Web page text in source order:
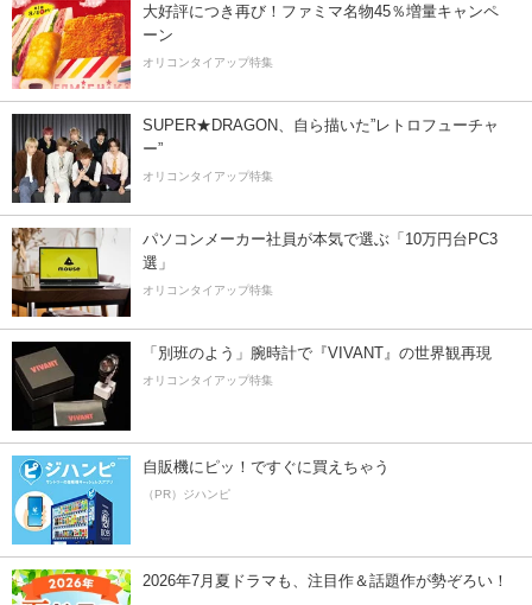
大好評につき再び！ファミマ名物45％増量キャンペ
ーン
オリコンタイアップ特集
SUPER★DRAGON、自ら描いた”レトロフューチャ
ー”
オリコンタイアップ特集
パソコンメーカー社員が本気で選ぶ「10万円台PC3
選」
オリコンタイアップ特集
「別班のよう」腕時計で『VIVANT』の世界観再現
オリコンタイアップ特集
自販機にピッ！ですぐに買えちゃう
（PR）ジハンピ
2026年7月夏ドラマも、注目作＆話題作が勢ぞろい！